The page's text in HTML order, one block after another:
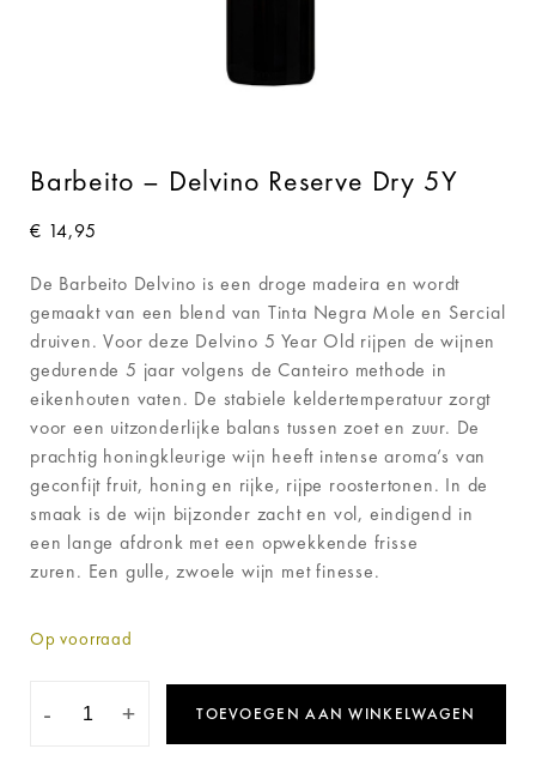
Barbeito – Delvino Reserve Dry 5Y
€ 14,95
De Barbeito Delvino is een droge madeira en wordt
gemaakt van een blend van Tinta Negra Mole en Sercial
druiven. Voor deze Delvino 5 Year Old rijpen de wijnen
gedurende 5 jaar volgens de Canteiro methode in
eikenhouten vaten. De stabiele keldertemperatuur zorgt
voor een uitzonderlijke balans tussen zoet en zuur. De
prachtig honingkleurige wijn heeft intense aroma’s van
geconfijt fruit, honing en rijke, rijpe roostertonen. In de
smaak is de wijn bijzonder zacht en vol, eindigend in
een lange afdronk met een opwekkende frisse
zuren. Een gulle, zwoele wijn met finesse.
Op voorraad
- + TOEVOEGEN AAN WINKELWAGEN